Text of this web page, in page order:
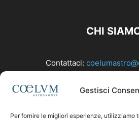
Gestisci
Per fornire le migliori esperienze, utilizziamo
CHI
Contattaci:
SEGUICI